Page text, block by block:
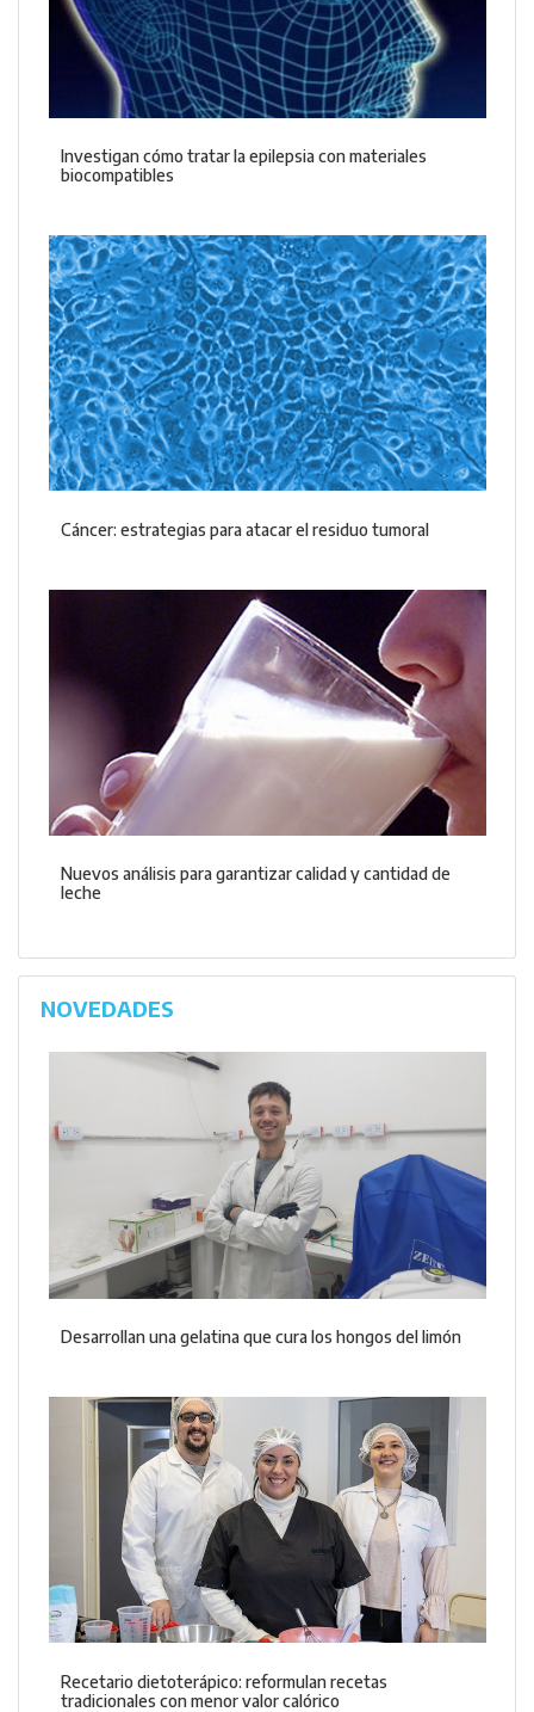
Investigan cómo tratar la epilepsia con materiales
biocompatibles
Cáncer: estrategias para atacar el residuo tumoral
Nuevos análisis para garantizar calidad y cantidad de
leche
NOVEDADES
Desarrollan una gelatina que cura los hongos del limón
Recetario dietoterápico: reformulan recetas
tradicionales con menor valor calórico